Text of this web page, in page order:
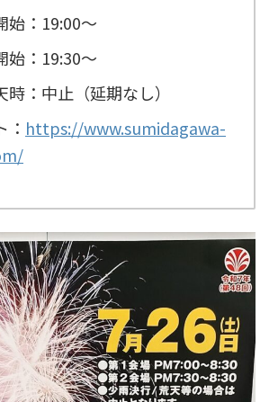
始：19:00～
始：19:30～
：中止（延期なし）
https://www.sumidagawa-